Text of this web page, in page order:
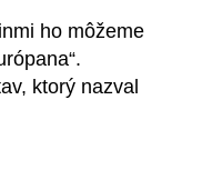
ho môžeme
ktorý nazval